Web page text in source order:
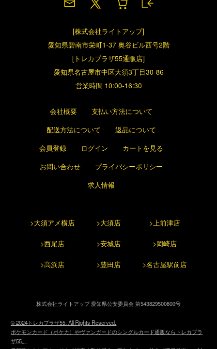
[株式会社ライトアップ]
愛知県碧南市栄町1-37 奥谷ビル西号2階
[トレカプラザ55通販店]
愛知県名古屋市中区大須3丁目30-86
営業時間 10:00-16:30
会社概要
支払い方法について
配送方法について
返品について
会員登録
ログイン
カートを見る
お問い合わせ
プライバシーポリシー
求人情報
>大須アメ横店 >大須店 >上前津店
>西尾店 >安城店 >岡崎店
>高浜店 >豊田店 >名古屋駅前店
株式会社ライトアップ 愛知県公安委員会 第543829500800号
© 2024トレカプラザ55. All Rights Reserved.
ポケモンカード（ポケカ）やヴァンガードのシングルカード通販ならトレカプラ
ザ55。